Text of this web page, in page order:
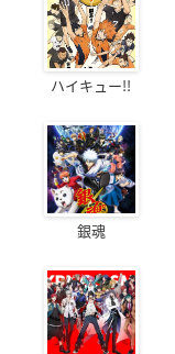
ハイキュー!!
銀魂